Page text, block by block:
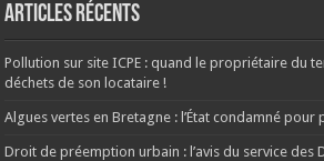
Articles récents
Pollution sur site ICPE : quand le propriétaire du
déchets de son locataire !
Algues vertes en Bretagne : l’État condamné
Droit de préemption urbain : l’avis du service des